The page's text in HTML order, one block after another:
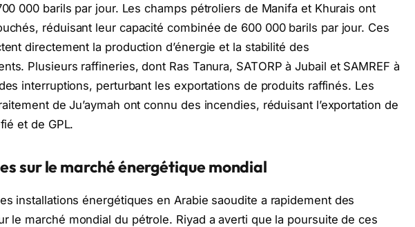
000 barils par jour. Les champs pétroliers de Manifa et Khurais ont
réduisant leur capacité combinée de 600 000 barils par jour. Ces
directement la production d’énergie et la stabilité des
Plusieurs raffineries, dont Ras Tanura, SATORP à Jubail et SAMREF à
interruptions, perturbant les exportations de produits raffinés. Les
de Ju’aymah ont connu des incendies, réduisant l’exportation de
et de GPL.
sur le marché énergétique mondial
installations énergétiques en Arabie saoudite a rapidement des
le marché mondial du pétrole. Riyad a averti que la poursuite de ces